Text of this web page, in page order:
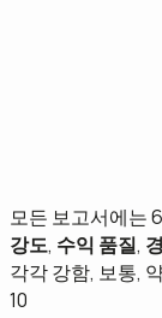
모든 보고서에는
강도, 수익 품질,
각각 강함, 보통,
10